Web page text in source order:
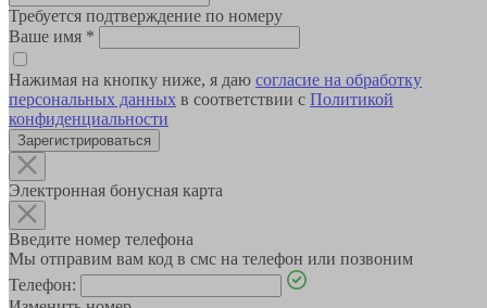
Требуется подтверждение по номеру
Ваше имя *
Нажимая на кнопку ниже, я даю согласие на обработку
персональных данных в соответствии с Политикой
конфиденциальности
Зарегистрироваться
Электронная бонусная карта
Введите номер телефона
Мы отправим вам код в смс на телефон или позвоним
Телефон: